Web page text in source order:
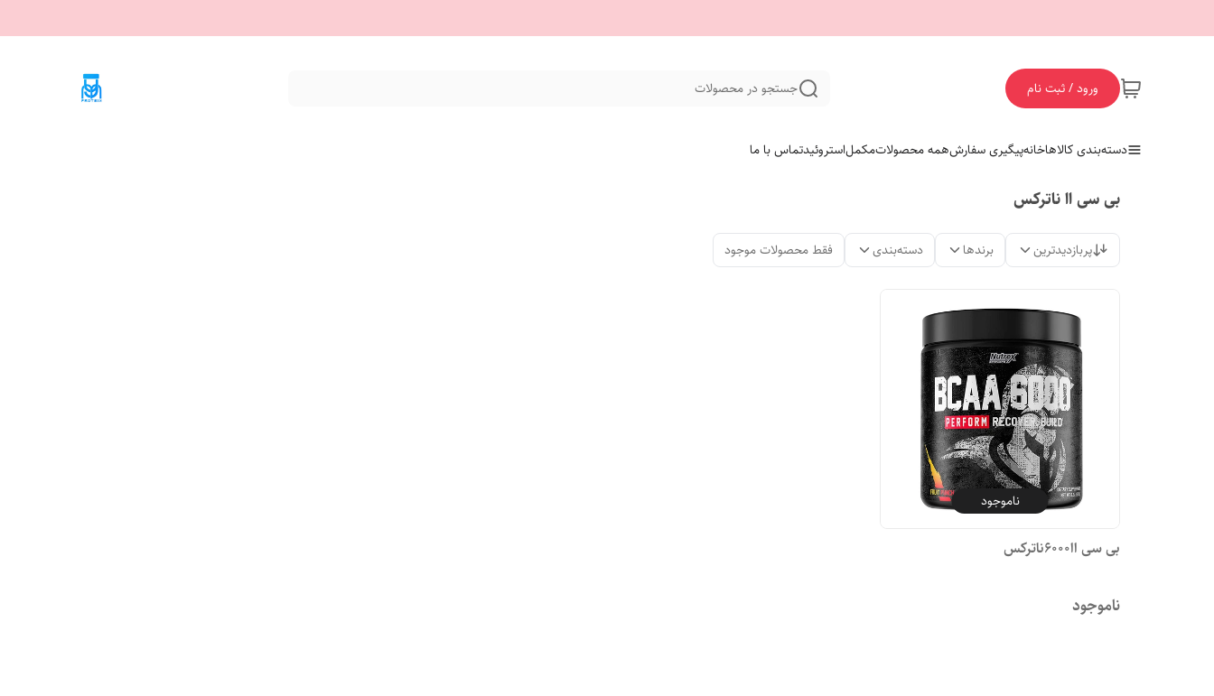
ورود / ثبت نام جستجو در محصولات
دسته‌بندی کالاهاخانهپیگیری سفارشهمه محصولاتمکملاستروئیدتماس با ما
بی سی اا ناترکس
پربازدیدترین برندها دسته‌بندی فقط محصولات موجود
ناموجود
بی سی اا6000ناترکس
ناموجود